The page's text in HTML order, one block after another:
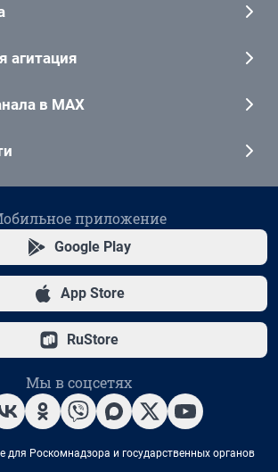
агитация
в MAX
приложение
Google Play
App Store
RuStore
Мы в соцсетях
для Роскомнадзора и государственных органов